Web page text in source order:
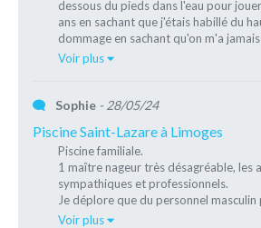
dessous du pieds dans l'eau pour
ans en sachant que j'étais habillé du
dommage en sachant qu'on m'a
Voir plus
Sophie - 28/05/24
Piscine Saint-Lazare à Limoges
Piscine familiale.
1 maître nageur très désagréable, les
sympathiques et professionnels.
Je déplore que du personnel masculin
Voir plus